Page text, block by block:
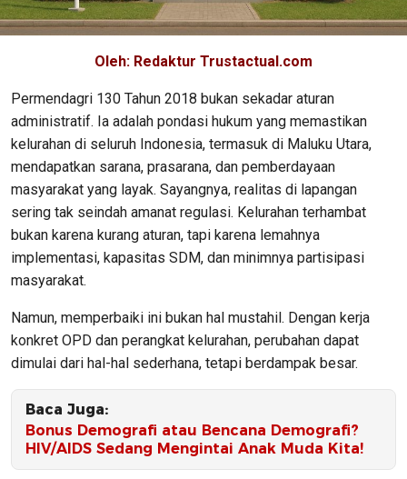
Oleh: Redaktur Trustactual.com
Permendagri 130 Tahun 2018 bukan sekadar aturan
administratif. Ia adalah pondasi hukum yang memastikan
kelurahan di seluruh Indonesia, termasuk di Maluku Utara,
mendapatkan sarana, prasarana, dan pemberdayaan
masyarakat yang layak. Sayangnya, realitas di lapangan
sering tak seindah amanat regulasi. Kelurahan terhambat
bukan karena kurang aturan, tapi karena lemahnya
implementasi, kapasitas SDM, dan minimnya partisipasi
masyarakat.
Namun, memperbaiki ini bukan hal mustahil. Dengan kerja
konkret OPD dan perangkat kelurahan, perubahan dapat
dimulai dari hal-hal sederhana, tetapi berdampak besar.
Baca Juga:
Bonus Demografi atau Bencana Demografi?
HIV/AIDS Sedang Mengintai Anak Muda Kita!